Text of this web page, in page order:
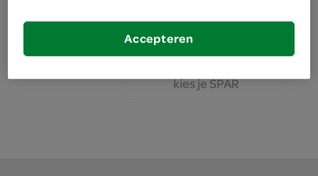
7.2 Liter
kies je SPAR
Accepteren